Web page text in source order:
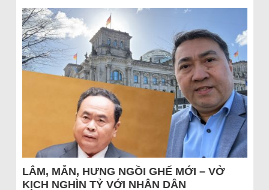
LÂM, MẪN, HƯNG NGỒI GHẾ MỚI – VỞ
KỊCH NGHÌN TỶ VỚI NHÂN DÂN